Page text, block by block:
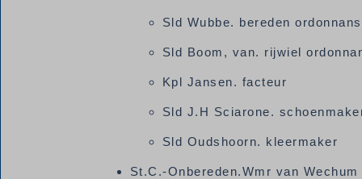
Sld Wubbe. bereden
Sld Boom, van. rijwiel
Kpl Jansen. facteur
Sld J.H Sciarone.
Sld Oudshoorn. kleermaker
St.C.-Onbereden.Wmr van